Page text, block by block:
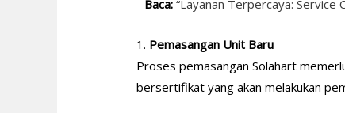
Baca: “Layanan Terpercaya: Service
1. Pemasangan Unit Baru
Proses pemasangan Solahart
bersertifikat yang akan melakukan